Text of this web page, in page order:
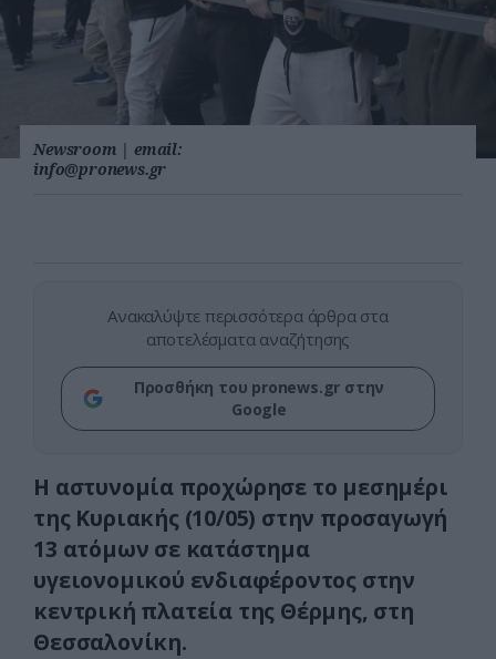
Newsroom | email:
info@pronews.gr
Ανακαλύψτε περισσότερα άρθρα στα
αποτελέσματα αναζήτησης
Προσθήκη του pronews.gr στην
Google
Η αστυνομία προχώρησε το μεσημέρι
της Κυριακής (10/05) στην προσαγωγή
13 ατόμων σε κατάστημα
υγειονομικού ενδιαφέροντος στην
κεντρική πλατεία της Θέρμης, στη
Θεσσαλονίκη.